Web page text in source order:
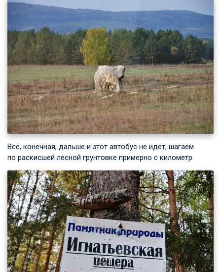
Всё, конечная, дальше и этот автобус не идёт, шагаем
по раскисшей лесной грунтовке примерно с километр.